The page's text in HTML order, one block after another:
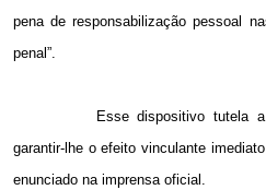
pena de responsabilização pessoal
penal”.
Esse dispositivo tutela
garantir-lhe o efeito vinculante
enunciado na imprensa oficial.